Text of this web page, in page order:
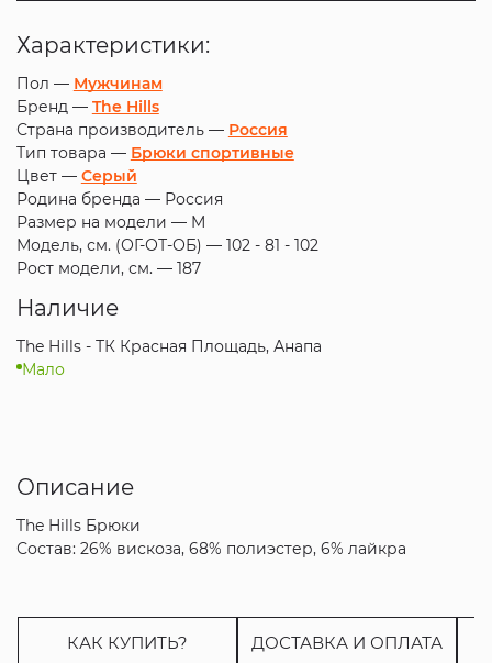
Характеристики:
Пол — Мужчинам
Бренд — The Hills
Страна производитель — Россия
Тип товара — Брюки спортивные
Цвет — Серый
Родина бренда — Россия
Размер на модели — M
Модель, см. (ОГ-ОТ-ОБ) — 102 - 81 - 102
Рост модели, см. — 187
Наличие
The Hills - ТК Красная Площадь, Анапа
Мало
Описание
The Hills Брюки
Состав: 26% вискоза, 68% полиэстер, 6% лайкра
КАК КУПИТЬ? ДОСТАВКА И ОПЛАТА